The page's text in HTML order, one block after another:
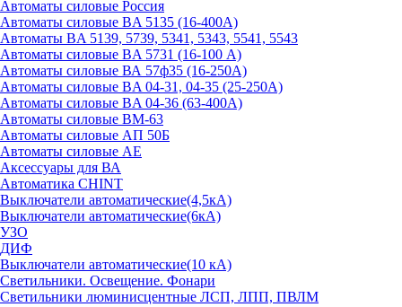
Автоматы силовые Россия
Автоматы силовые BA 5135 (16-400А)
Автоматы BA 5139, 5739, 5341, 5343, 5541, 5543
Автоматы силовые BA 5731 (16-100 А)
Автоматы силовые ВА 57ф35 (16-250А)
Автоматы силовые BA 04-31, 04-35 (25-250А)
Автоматы силовые BA 04-36 (63-400А)
Автоматы силовые ВМ-63
Автоматы силовые АП 50Б
Автоматы силовые АЕ
Аксессуары для ВА
Автоматика CHINT
Выключатели автоматические(4,5кА)
Выключатели автоматические(6кА)
УЗО
ДИФ
Выключатели автоматические(10 кА)
Светильники. Освещение. Фонари
Светильники люминисцентные ЛСП, ЛПП, ПВЛМ